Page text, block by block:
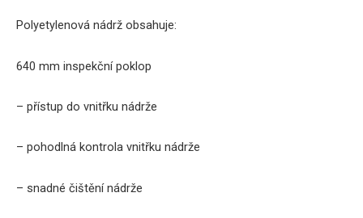
Polyetylenová nádrž obsahuje:
640 mm inspekční poklop
– přístup do vnitřku nádrže
– pohodlná kontrola vnitřku nádrže
– snadné čištění nádrže